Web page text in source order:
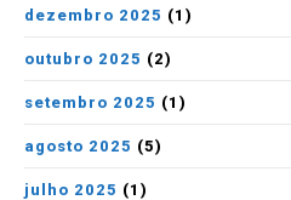
dezembro 2025 (1)
outubro 2025 (2)
setembro 2025 (1)
agosto 2025 (5)
julho 2025 (1)